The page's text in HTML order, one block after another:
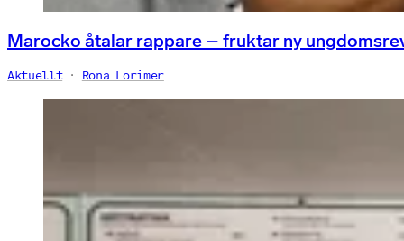
Marocko åtalar rappare – fruktar ny
Aktuellt Rona Lorimer